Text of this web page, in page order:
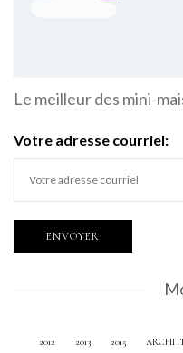
Le meilleur des mini-
Votre adresse courriel:
2012 2013 2015